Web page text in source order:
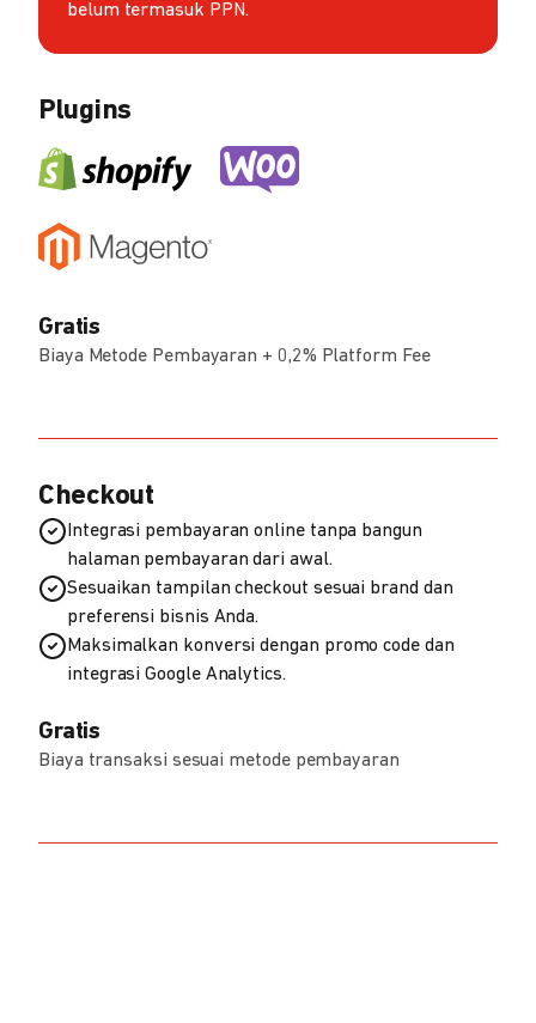
belum termasuk PPN.
Plugins
Gratis
Biaya Metode Pembayaran + 0,2% Platform Fee
Checkout
Integrasi pembayaran online tanpa bangun
halaman pembayaran dari awal.
Sesuaikan tampilan checkout sesuai brand dan
preferensi bisnis Anda.
Maksimalkan konversi dengan promo code dan
integrasi Google Analytics.
Gratis
Biaya transaksi sesuai metode pembayaran